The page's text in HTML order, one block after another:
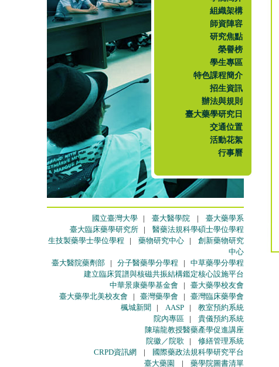
組織架構
師資陣容
研究焦點
榮譽榜
學生專區
特色課程簡介
招生資訊
辦法與規則
臺大藥學研究日
交通位置
活動花絮
行事曆
國立臺灣大學| 臺大醫學院| 臺大藥學系
臺大臨床藥學研究所| 醫藥法規科學碩士學位學程
生技製藥學士學位學程 | 藥物研究中心| 創新藥物研究
中心
臺大醫院藥劑部| 分子醫藥學分學程 | 中草藥學分學程
建立臨床質譜與核磁共振結構鑑定核心設施平台
中華景康藥學基金會| 臺大藥學校友會
臺大藥學北美校友會| 臺灣藥學會| 臺灣臨床藥學會
楓城新聞 | AASP| 教室預約系統
院內專區| 貴儀預約系統
陳瑞龍教授醫藥產學促進講座
院徽／院歌 | 修繕管理系統
CRPD資訊網 |
國際藥政法規科學研究平台
臺大藥園 | 藥學院圖書清單